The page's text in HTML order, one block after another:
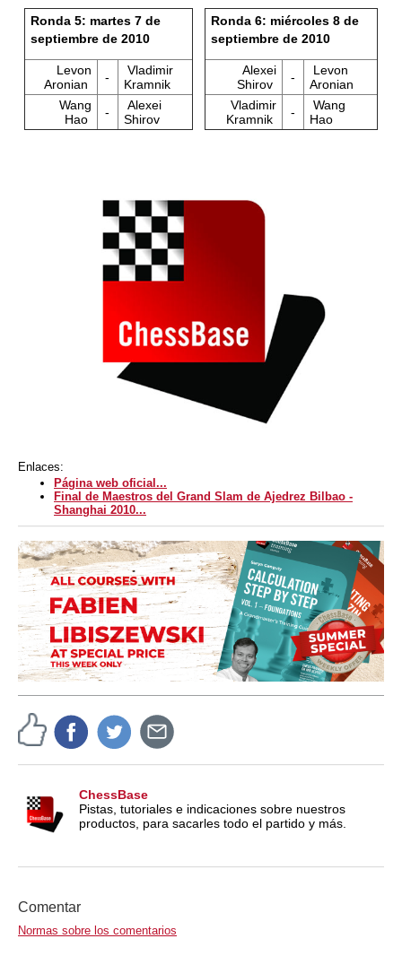
Ronda 5: martes 7 de
septiembre de 2010
Levon
Aronian
-
Vladimir
Kramnik
Wang
Hao
-
Alexei
Shirov
Ronda 6: miércoles 8 de
septiembre de 2010
Alexei
Shirov
-
Levon
Aronian
Vladimir
Kramnik
-
Wang
Hao
Enlaces:
Página web oficial...
Final de Maestros del Grand Slam de Ajedrez Bilbao -
Shanghai 2010...
ChessBase
Pistas, tutoriales e indicaciones sobre nuestros
productos, para sacarles todo el partido y más.
Comentar
Normas sobre los comentarios